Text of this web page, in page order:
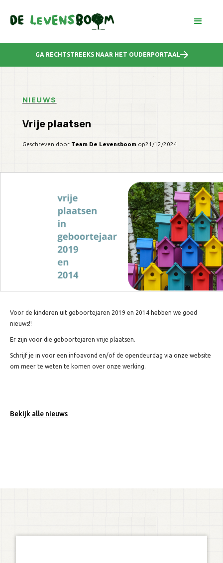
GA RECHTSTREEKS NAAR HET OUDERPORTAAL
NIEUWS
Vrije plaatsen
Geschreven door Team De Levensboom op21/12/2024
Voor de kinderen uit geboortejaren 2019 en 2014 hebben we goed
nieuws!!
Er zijn voor die geboortejaren vrije plaatsen.
Schrijf je in voor een infoavond en/of de opendeurdag via onze website
om meer te weten te komen over onze werking.
Bekijk alle nieuws